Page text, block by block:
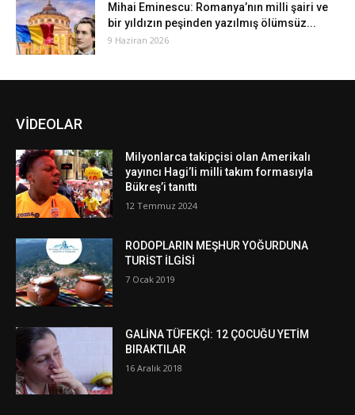
Mihai Eminescu: Romanya’nın milli şairi ve
bir yıldızın peşinden yazılmış ölümsüz...
9 Haziran 2026
VİDEOLAR
Milyonlarca takipçisi olan Amerikalı
yayıncı Hagi’li milli takım formasıyla
Bükreş’i tanıttı
12 Temmuz 2024
RODOPLARIN MEŞHUR YOĞURDUNA
TURİST İLGİSİ
7 Ocak 2019
GALİNA TÜFEKÇİ: 12 ÇOCUĞU YETİM
BIRAKTILAR
16 Aralık 2018